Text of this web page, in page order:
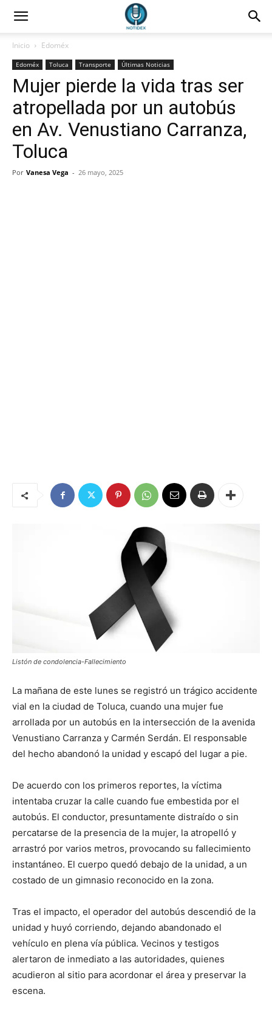
Inicio Edoméx
Edoméx Toluca Transporte Últimas Noticias
Mujer pierde la vida tras ser
atropellada por un autobús
en Av. Venustiano Carranza,
Toluca
Por Vanesa Vega - 26 mayo, 2025
Listón de condolencia-Fallecimiento
La mañana de este lunes se registró un trágico accidente
vial en la ciudad de Toluca, cuando una mujer fue
arrollada por un autobús en la intersección de la avenida
Venustiano Carranza y Carmén Serdán. El responsable
del hecho abandonó la unidad y escapó del lugar a pie.
De acuerdo con los primeros reportes, la víctima
intentaba cruzar la calle cuando fue embestida por el
autobús. El conductor, presuntamente distraído o sin
percatarse de la presencia de la mujer, la atropelló y
arrastró por varios metros, provocando su fallecimiento
instantáneo. El cuerpo quedó debajo de la unidad, a un
costado de un gimnasio reconocido en la zona.
Tras el impacto, el operador del autobús descendió de la
unidad y huyó corriendo, dejando abandonado el
vehículo en plena vía pública. Vecinos y testigos
alertaron de inmediato a las autoridades, quienes
acudieron al sitio para acordonar el área y preservar la
escena.